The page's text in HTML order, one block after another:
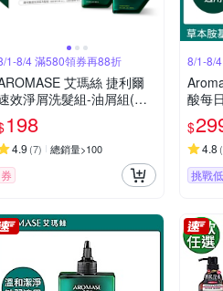
1-8/4 滿580領券再88折
艾瑪絲 捷利爾
效淨屑洗髮組-油屑組(捷
利爾頭皮淨化液80ml+捷利
去屑洗髮精80ml)
198
4.9 (7) 總銷量>100
券
8/1-8/
酸每
$
4.8 (
挑戰